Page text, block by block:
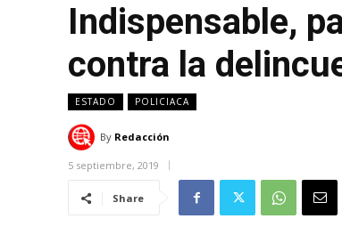
Indispensable,
contra la
ESTADO POLICIACA
By Redacción
5 septiembre, 2019
Share